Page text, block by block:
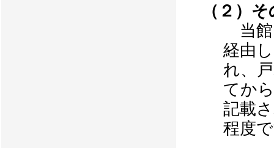
（２）
当館
経由
れ、
てか
記載
程度